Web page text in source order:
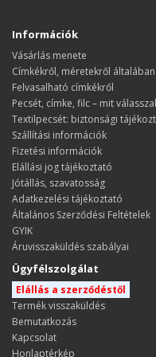
Információk
Vásárlás menete
​​​​​​​Címkékről, méretekről általában
Felvasalható címkékről
Pecsét, címke, filc – mit
Textilpecsét: biztonsági
Szállítási információk
Fizetési információk
Elállási jog tájékoztató
Jótállás, szavatosság
Adatkezelési tájékoztató
Általános Szerződési Feltételek
GYIK
Áruvisszaküldés szabályai
Ügyfélszolgálat
Elállás a szerződéstől
Termék visszaküldés
Bemutatkozás
Kapcsolat
Honlaptérkép